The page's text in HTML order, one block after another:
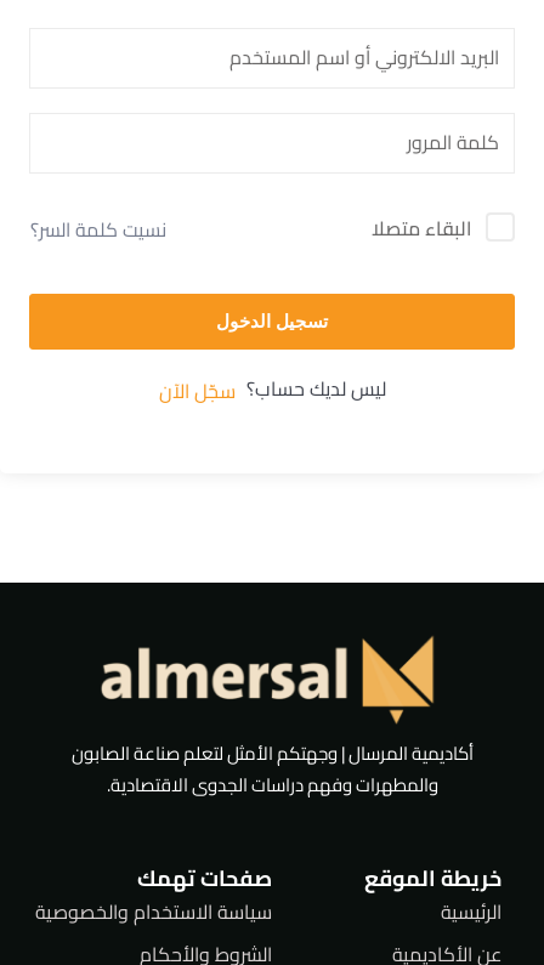
البقاء متصلا نسيت كلمة السر؟
تسجيل الدخول
ليس لديك حساب؟ سجّل الآن
أكاديمية المرسال | وجهتكم الأمثل لتعلم صناعة الصابون
والمطهرات وفهم دراسات الجدوى الاقتصادية.
خريطة الموقع
الرئيسية
عن الأكاديمية
صفحات تهمك
سياسة الاستخدام والخصوصية
الشروط والأحكام